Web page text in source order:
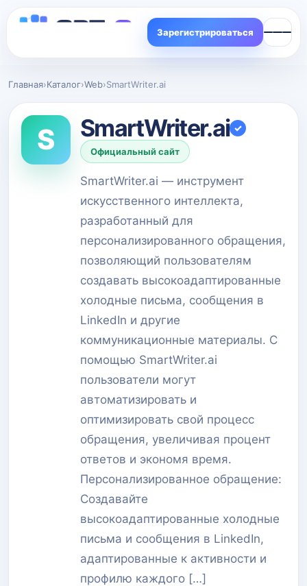
Зарегистрироваться
Главная›Каталог›Web›SmartWriter.ai
S SmartWriter.ai ✓
Официальный сайт
SmartWriter.ai — инструмент
искусственного интеллекта,
разработанный для
персонализированного обращения,
позволяющий пользователям
создавать высокоадаптированные
холодные письма, сообщения в
LinkedIn и другие
коммуникационные материалы. С
помощью SmartWriter.ai
пользователи могут
автоматизировать и
оптимизировать свой процесс
обращения, увеличивая процент
ответов и экономя время.
Персонализированное обращение:
Создавайте
высокоадаптированные холодные
письма и сообщения в LinkedIn,
адаптированные к активности и
профилю каждого […]